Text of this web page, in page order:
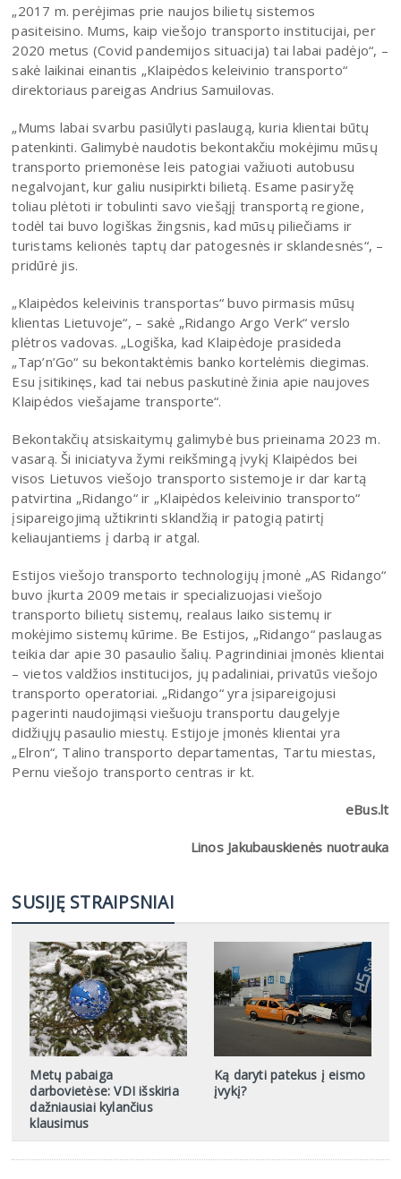
„2017 m. perėjimas prie naujos bilietų sistemos
pasiteisino. Mums, kaip viešojo transporto institucijai, per
2020 metus (Covid pandemijos situacija) tai labai padėjo“, –
sakė laikinai einantis „Klaipėdos keleivinio transporto“
direktoriaus pareigas Andrius Samuilovas.
„Mums labai svarbu pasiūlyti paslaugą, kuria klientai būtų
patenkinti. Galimybė naudotis bekontakčiu mokėjimu mūsų
transporto priemonėse leis patogiai važiuoti autobusu
negalvojant, kur galiu nusipirkti bilietą. Esame pasiryžę
toliau plėtoti ir tobulinti savo viešąjį transportą regione,
todėl tai buvo logiškas žingsnis, kad mūsų piliečiams ir
turistams kelionės taptų dar patogesnės ir sklandesnės“, –
pridūrė jis.
„Klaipėdos keleivinis transportas“ buvo pirmasis mūsų
klientas Lietuvoje“, – sakė „Ridango Argo Verk“ verslo
plėtros vadovas. „Logiška, kad Klaipėdoje prasideda
„Tap’n’Go“ su bekontaktėmis banko kortelėmis diegimas.
Esu įsitikinęs, kad tai nebus paskutinė žinia apie naujoves
Klaipėdos viešajame transporte“.
Bekontakčių atsiskaitymų galimybė bus prieinama 2023 m.
vasarą. Ši iniciatyva žymi reikšmingą įvykį Klaipėdos bei
visos Lietuvos viešojo transporto sistemoje ir dar kartą
patvirtina „Ridango“ ir „Klaipėdos keleivinio transporto“
įsipareigojimą užtikrinti sklandžią ir patogią patirtį
keliaujantiems į darbą ir atgal.
Estijos viešojo transporto technologijų įmonė „AS Ridango“
buvo įkurta 2009 metais ir specializuojasi viešojo
transporto bilietų sistemų, realaus laiko sistemų ir
mokėjimo sistemų kūrime. Be Estijos, „Ridango“ paslaugas
teikia dar apie 30 pasaulio šalių. Pagrindiniai įmonės klientai
– vietos valdžios institucijos, jų padaliniai, privatūs viešojo
transporto operatoriai. „Ridango“ yra įsipareigojusi
pagerinti naudojimąsi viešuoju transportu daugelyje
didžiųjų pasaulio miestų. Estijoje įmonės klientai yra
„Elron“, Talino transporto departamentas, Tartu miestas,
Pernu viešojo transporto centras ir kt.
eBus.lt
Linos Jakubauskienės nuotrauka
SUSIJĘ STRAIPSNIAI
Metų pabaiga
darbovietėse: VDI išskiria
dažniausiai kylančius
klausimus
Ką daryti patekus į eismo
įvykį?